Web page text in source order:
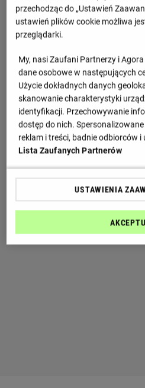
przechodząc do „Ustawień
ustawień plików cookie możliwa
przeglądarki.
My, nasi Zaufani Partnerzy i
dane osobowe w następujących
Użycie dokładnych danych
skanowanie charakterystyki
identyfikacji. Przechowywanie
dostęp do nich.
reklam i treści, badnie
Lista Zaufanych Partnerów
USTAWIENIA